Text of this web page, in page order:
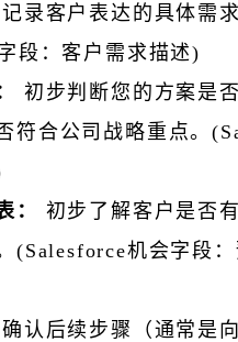
录客户表达的具体需
段：客户需求描述)
初步判断您的方案是
符合公司战略重点。
：
初步了解客户是否
(Salesforce机会字段
认后续步骤（通常是